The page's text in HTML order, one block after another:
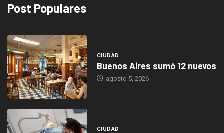
Post Populares
CIUDAD
Buenos Aires sumó 12 nuevos
agosto 5, 2026
CIUDAD